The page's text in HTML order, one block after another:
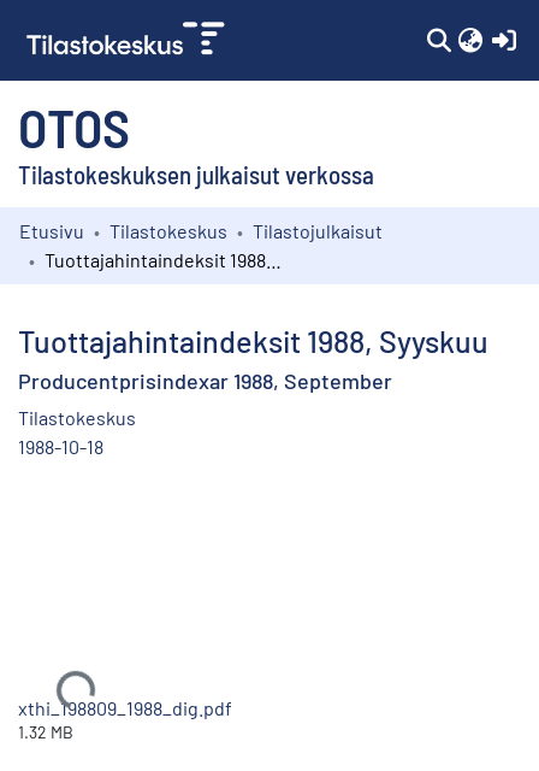
OTOS
Tilastokeskuksen julkaisut verkossa
Kokoelmat
Etusivu Tilastokeskus
Tilastojulkaisut
Tuottajahintaindeksit 1988, Syyskuu
Producentprisindexar 1988, September
Tilastokeskus
1988-10-18
Ladataan...
xthi_198809_1988_dig.pdf
1.32 MB